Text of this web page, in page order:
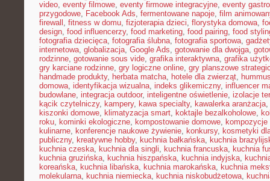
video, eventy filmowe, eventy firmowe integracyjne, eventy
przygodowe, Facebook Ads, fermentowane napoje, film
firewall , fitness w domu, fizjoterapia dzieci, florystyka domowa,
design, food influencerzy, food marketing, food pairing, food
fotografia dziecięca, fotografia ślubna, fotografia sportowa,
internetowa, globalizacja, Google Ads, gotowanie dla dwojga,
rodzinne, gotowanie sous vide, grafika interaktywna, grafika
gry karciane rodzinne, gry logiczne online, gry planszowe
handmade produkty, herbata matcha, hotele dla zwierząt,
domowa, identyfikacja wizualna, indeks glikemiczny, influencer
budowlane, integracja outdoor, inteligentne oświetlenie, izolacje
kącik czytelniczy, kampery, kawa specialty, kawalerka aranżacja,
kiszonki domowe, klimatyzacja smart, koktajle bezalkoholowe,
roku, kominki ekologiczne, kompostowanie domowe, kompozycje
kulinarne, konferencje naukowe żywienie, konkursy, kosmetyki
publiczny, kreatywne hobby, kuchnia bałkańska, kuchnia
kuchnia czeska, kuchnia dla singli, kuchnia francuska, kuchnia
kuchnia gruzińska, kuchnia hiszpańska, kuchnia indyjska,
koreańska, kuchnia libańska, kuchnia marokańska, kuchnia
molekularna, kuchnia niemiecka, kuchnia niskobudżetowa,